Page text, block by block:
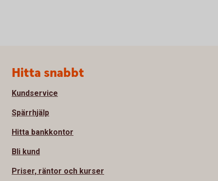
Sidfot
Hitta snabbt
Kundservice
Spärrhjälp
Hitta bankkontor
Bli kund
Priser, räntor och kurser